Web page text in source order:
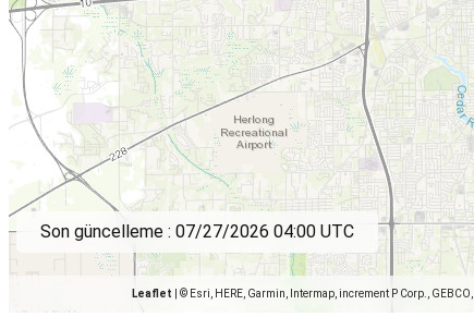
Leaflet © Esri, HERE, Garmin, Intermap, increment P Corp.,
Son güncelleme : 07/27/2026 04:00 UTC